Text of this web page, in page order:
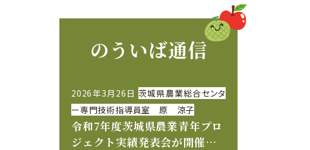
のういば通信
2026年3月26日 茨城県農業総合センタ
ー専門技術指導員室 原 涼子
令和7年度茨城県農業青年プロ
ジェクト実績発表会が開催さ